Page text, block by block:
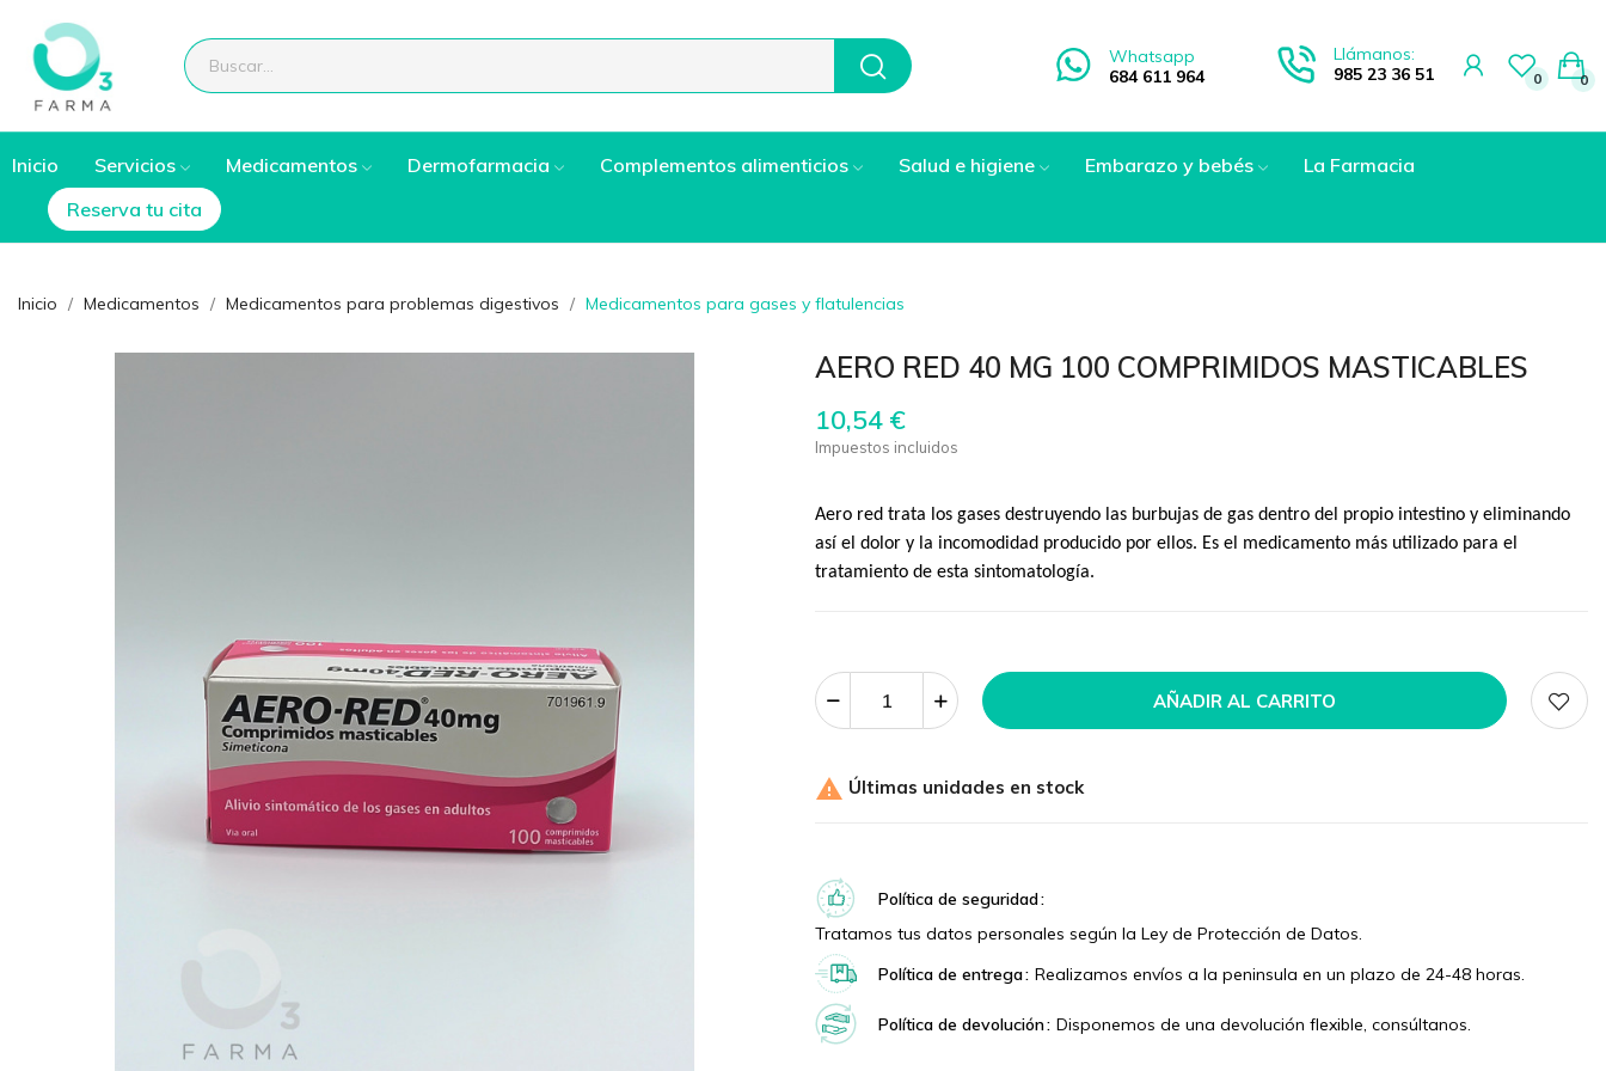
Whatsapp
684 611 964
Llámanos:
985 23 36 51
0 0
Inicio Servicios Medicamentos Dermofarmacia Complementos alimenticios Salud e higiene Embarazo y bebés
La Farmacia
Reserva tu cita
Inicio Medicamentos Medicamentos para problemas digestivos Medicamentos para gases y flatulencias
AERO RED 40 MG 100 COMPRIMIDOS MASTICABLES
10,54 €
Impuestos incluidos
Aero red trata los gases destruyendo las burbujas de gas dentro del propio intestino y eliminando
así el dolor y la incomodidad producido por ellos. Es el medicamento más utilizado para el
tratamiento de esta sintomatología.
AÑADIR AL CARRITO
 Últimas unidades en stock
Política de seguridad
Tratamos tus datos personales según la Ley de Protección de Datos.
Política de entrega Realizamos envíos a la peninsula en un plazo de 24-48 horas.
Política de devolución Disponemos de una devolución flexible, consúltanos.